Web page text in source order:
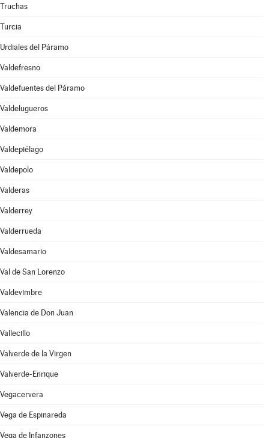
Truchas
Turcia
Urdiales del Páramo
Valdefresno
Valdefuentes del Páramo
Valdelugueros
Valdemora
Valdepiélago
Valdepolo
Valderas
Valderrey
Valderrueda
Valdesamario
Val de San Lorenzo
Valdevimbre
Valencia de Don Juan
Vallecillo
Valverde de la Virgen
Valverde-Enrique
Vegacervera
Vega de Espinareda
Vega de Infanzones